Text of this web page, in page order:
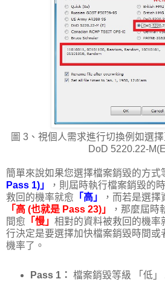
圖 3、視個人需求進行切換例如選
DoD 5220.22-
簡單來說如果您選擇檔案銷毀的方式
Pass 1)」
，則屆時執行檔案銷毀的
救回的機率就愈 「高」
，而若是選
「高 (也就是 Pass 23)」
，那麼屆時
間愈 「慢」 相對的資料被救回的機率
行決定是要選擇加快檔案銷毀時間或
機率了。
Pass 1： 檔案銷毀等級 「低」